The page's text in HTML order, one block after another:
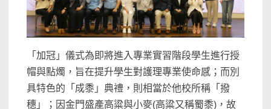
「加冠」儀式為即將進入專業實習階段學生進行授
帽與點燭，旨在提升學生對護理專業使命感；而別
具特色的「成黍」典禮，則相當於他校所稱「撥
穗」；因金門盛產高粱與小麥(高粱又稱蜀黍)，故